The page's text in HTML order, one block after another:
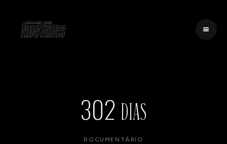
302 DIAS
DOCUMENTÁRIO